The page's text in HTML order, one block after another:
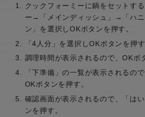
クックフォーミーに鍋をセットす
ー→「メインディッシュ」→「ハニ
ン」を選択しOKボタンを押す。
「4人分」を選択しOKボタンを押す
調理時間が表示されるので、OKボ
「下準備」の一覧が表示されるの
OKボタンを押す。
確認画面が表示されるので、「は
ンを押す。